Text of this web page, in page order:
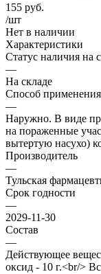
155 руб.
/шт
Нет в наличии
Характеристики
Статус наличия на
—
На складе
Способ
—
Наружно. В виде
на пораженные
вытертую насухо)
Производитель
—
Тульская
Срок годности
—
2029-11-30
Состав
—
Действующее
оксид - 10 г.<br/>